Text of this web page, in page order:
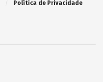
Política de Privacidade